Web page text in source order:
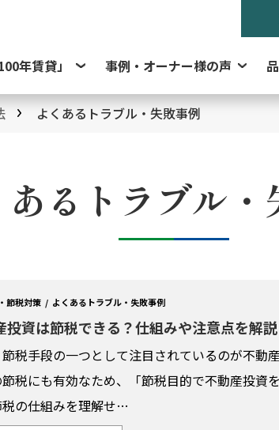
年賃貸」 事例・オーナー様の声
よくあるトラブル・失敗事例
あるトラブル・
節税対策 よくあるトラブル・失敗事例
投資は節税できる？仕組みや注意点を解説
税手段の一つとして注目されているのが不動
税にも有効なため、「節税目的で不動産投資
税の仕組みを理解せ…